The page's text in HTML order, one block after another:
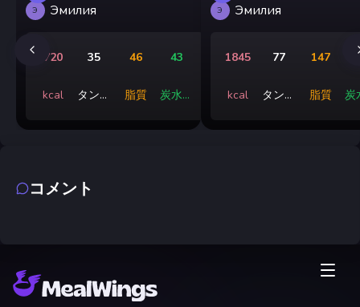
Э Эмилия
720
kcal
35
タンパ
46
脂質
43
炭水化
Э Эмилия
1845
kcal
77
タンパ
147
脂質
炭
コメント